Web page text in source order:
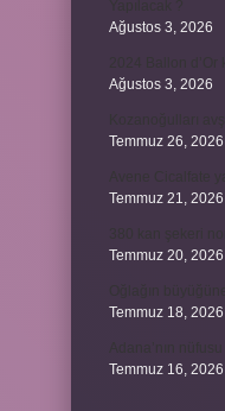
Ağustos 3, 2026
Ağustos 3, 2026
Temmuz 26, 2026
Temmuz 21, 2026
Temmuz 20, 2026
Temmuz 18, 2026
Temmuz 16, 2026